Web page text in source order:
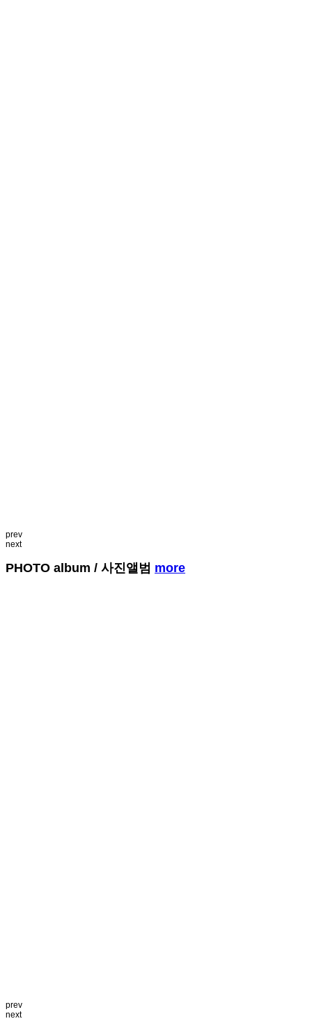
prev
next
PHOTO album / 사진앨범 more
prev
next